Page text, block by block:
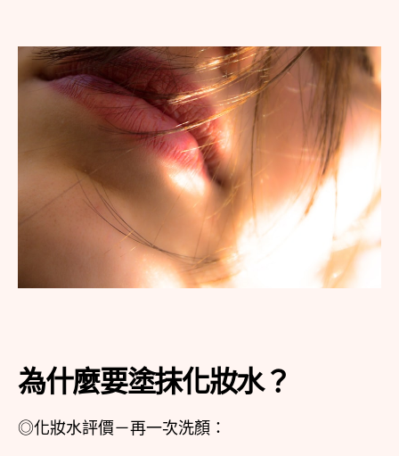
為什麼要塗抹化妝水？
◎化妝水評價－再一次洗顏：